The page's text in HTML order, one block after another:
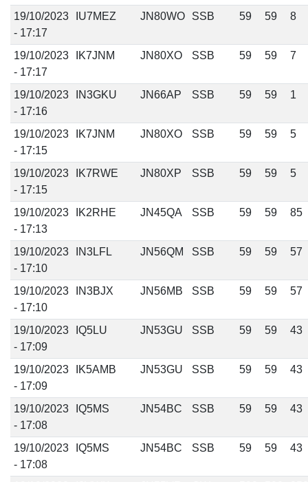
19/10/2023
- 17:17
IU7MEZ JN80WO SSB 59 59 8
19/10/2023
- 17:17
IK7JNM JN80XO SSB 59 59 7
19/10/2023
- 17:16
IN3GKU JN66AP SSB 59 59 1
19/10/2023
- 17:15
IK7JNM JN80XO SSB 59 59 5
19/10/2023
- 17:15
IK7RWE JN80XP SSB 59 59 5
19/10/2023
- 17:13
IK2RHE JN45QA SSB 59 59 85
19/10/2023
- 17:10
IN3LFL JN56QM SSB 59 59 57
19/10/2023
- 17:10
IN3BJX JN56MB SSB 59 59 57
19/10/2023
- 17:09
IQ5LU JN53GU SSB 59 59 43
19/10/2023
- 17:09
IK5AMB JN53GU SSB 59 59 43
19/10/2023
- 17:08
IQ5MS JN54BC SSB 59 59 43
19/10/2023
- 17:08
IQ5MS JN54BC SSB 59 59 43